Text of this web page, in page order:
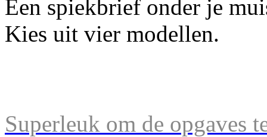
Een spiekbrief onder je
Kies uit vier modellen.
Superleuk om de opgaves